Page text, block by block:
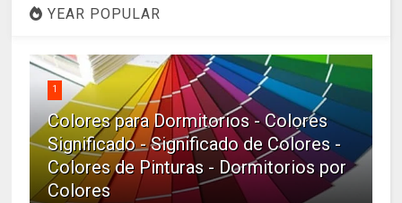
YEAR POPULAR
1
Colores para Dormitorios - Colores
Significado - Significado de Colores -
Colores de Pinturas - Dormitorios por
Colores